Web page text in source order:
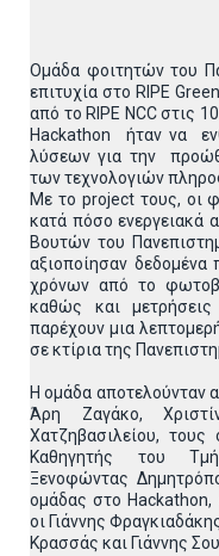
Ομάδα φοιτητών του
επιτυχία στο RIPE
από το RIPE NCC στις
Hackathon ήταν να
λύσεων για την
των τεχνολογιών
Με το project τους, οι
κατά πόσο ενεργειακά
Βουτών του
αξιοποίησαν
χρόνων από το
καθώς και
παρέχουν μια
σε κτίρια της
Η ομάδα αποτελούνταν
Άρη Ζαγάκο,
Χατζηβασιλείου,
Καθηγητής του
Ξενοφώντας
ομάδας στο Hackathon,
οι Γιάννης
Κρασσάς και Γιάννης